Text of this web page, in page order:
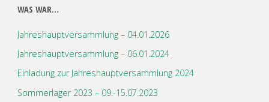
WAS WAR…
Jahreshauptversammlung – 04.01.2026
Jahreshauptversammlung – 06.01.2024
Einladung zur Jahreshauptversammlung 2024
Sommerlager 2023 – 09.-15.07.2023